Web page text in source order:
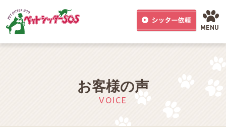
MENU
お客様の声
VOICE